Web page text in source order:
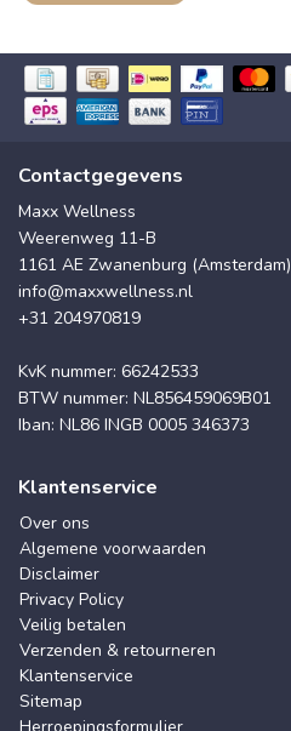
Contactgegevens
Maxx Wellness
Weerenweg 11-B
1161 AE Zwanenburg (Amsterdam)
info@maxxwellness.nl
+31 204970819
KvK nummer: 66242533
BTW nummer: NL856459069B01
Iban: NL86 INGB 0005 346373
Klantenservice
Over ons
Algemene voorwaarden
Disclaimer
Privacy Policy
Veilig betalen
Verzenden & retourneren
Klantenservice
Sitemap